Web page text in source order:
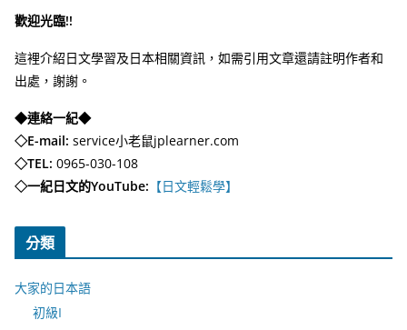
歡迎光臨!!
這裡介紹日文學習及日本相關資訊，如需引用文章還請註明作者和
出處，謝謝。
◆連絡一紀◆
◇E-mail: service小老鼠jplearner.com
◇TEL: 0965-030-108
◇一紀日文的YouTube: 【日文輕鬆學】
分類
大家的日本語
初級I